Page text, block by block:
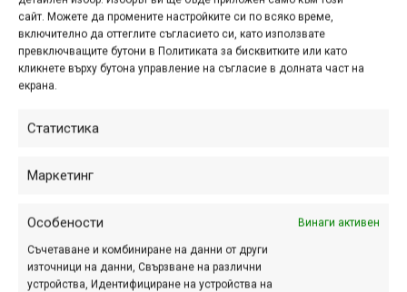
сайт. Можете да промените настройките си по всяко време,
включително да оттеглите съгласието си, като използвате
превключващите бутони в Политиката за бисквитките или като
кликнете върху бутона управление на съгласие в долната част на
екрана.
Статистика
Маркетинг
Особености Винаги активен
Съчетаване и комбиниране на данни от други
източници на данни, Свързване на различни
устройства, Идентифициране на устройства на
юли 09, 2020 at 18:39. 1226
На 7 юли Sram разпространи
официално информацията за ново
Снимка на деня